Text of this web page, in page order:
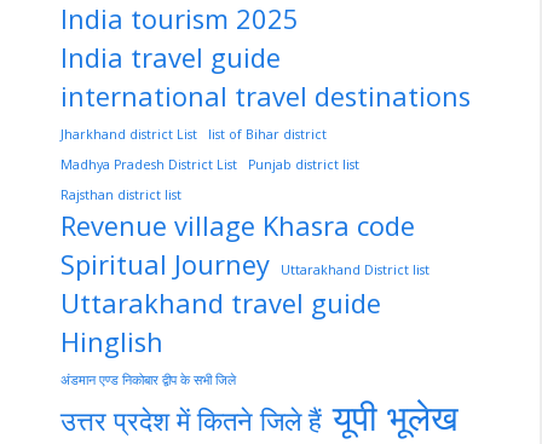
India tourism 2025
India travel guide
international travel destinations
Jharkhand district List
list of Bihar district
Madhya Pradesh District List
Punjab district list
Rajsthan district list
Revenue village Khasra code
Spiritual Journey
Uttarakhand District list
Uttarakhand travel guide
Hinglish
अंडमान एण्ड निकोबार द्वीप के सभी जिले
उत्तर प्रदेश में कितने जिले हैं यूपी भूलेख